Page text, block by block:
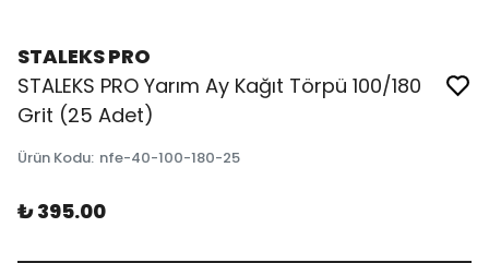
STALEKS PRO
STALEKS PRO Yarım Ay Kağıt Törpü 100/180
Grit (25 Adet)
Ürün Kodu: nfe-40-100-180-25
₺ 395.00